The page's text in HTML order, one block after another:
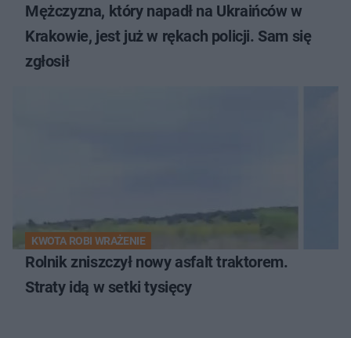
Mężczyzna, który napadł na Ukraińców w
Krakowie, jest już w rękach policji. Sam się
zgłosił
KWOTA ROBI WRAŻENIE
Rolnik zniszczył nowy asfalt traktorem.
Straty idą w setki tysięcy